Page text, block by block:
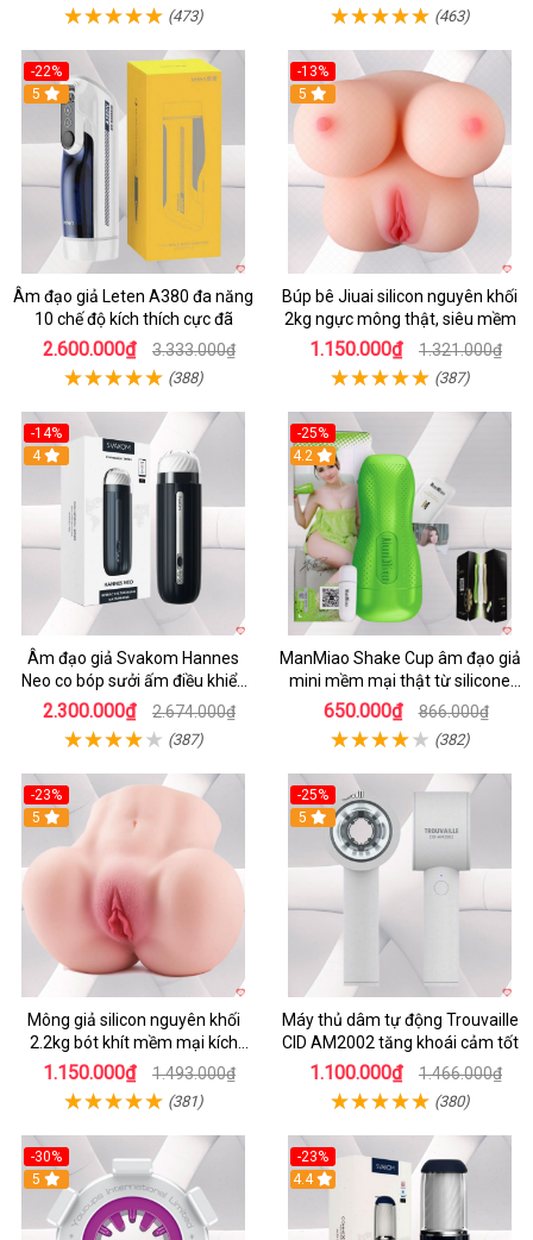
(473) (463)
-22%
5
Âm đạo giả Leten A380 đa năng
10 chế độ kích thích cực đã
2.600.000₫ 3.333.000₫
(388)
-13%
5
Búp bê Jiuai silicon nguyên khối
2kg ngực mông thật, siêu mềm
1.150.000₫ 1.321.000₫
(387)
-14%
4
Âm đạo giả Svakom Hannes
Neo co bóp sưởi ấm điều khiển
app tiện lợi
2.300.000₫ 2.674.000₫
(387)
-25%
4.2
ManMiao Shake Cup âm đạo giả
mini mềm mại thật từ silicone
cao cấp
650.000₫ 866.000₫
(382)
-23%
5
Mông giả silicon nguyên khối
2.2kg bót khít mềm mại kích
thích
1.150.000₫ 1.493.000₫
(381)
-25%
5
Máy thủ dâm tự động Trouvaille
CID AM2002 tăng khoái cảm tốt
1.100.000₫ 1.466.000₫
(380)
-30%
5
-23%
4.4